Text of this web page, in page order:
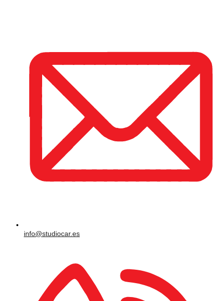
info@studiocar.es